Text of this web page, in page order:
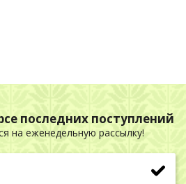
последних поступлений
на еженедельную рассылку!